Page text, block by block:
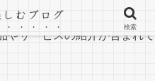
サービスの紹介が含まれて
むブログ
検索